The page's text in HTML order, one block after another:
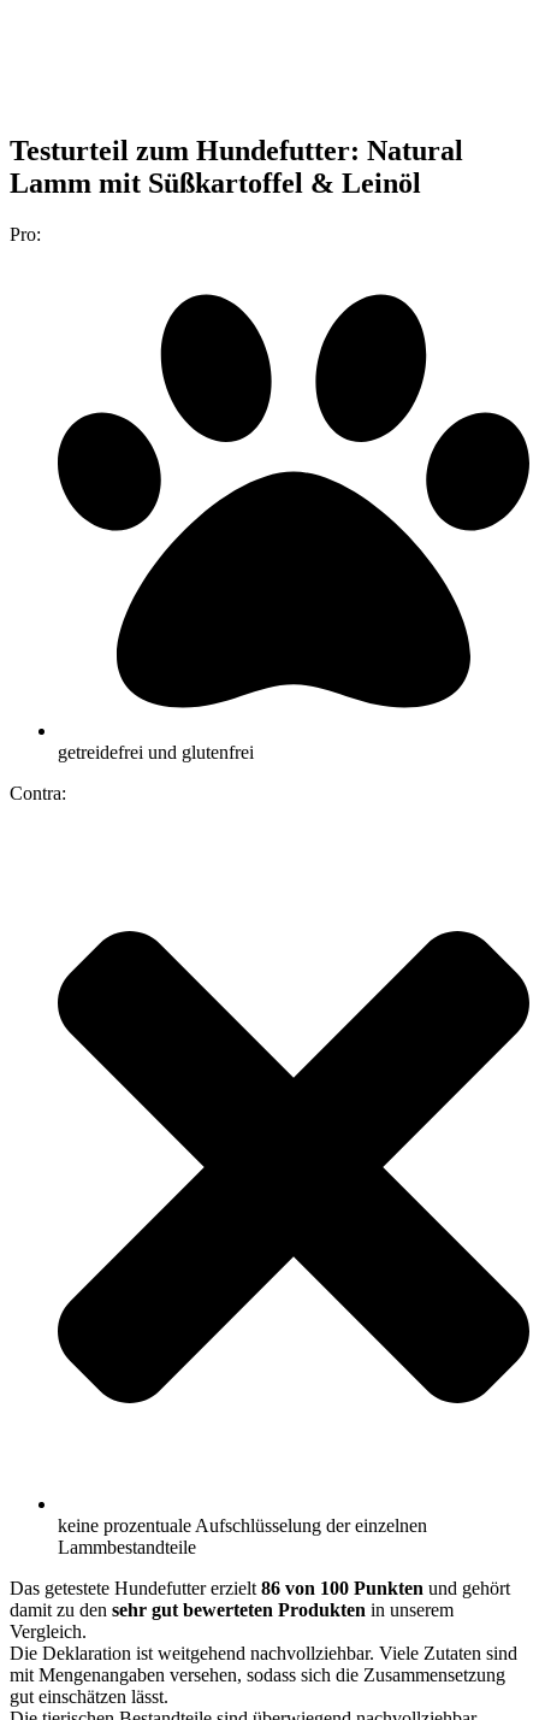
Testurteil zum Hundefutter: Natural
Lamm mit Süßkartoffel & Leinöl
Pro:
getreidefrei und glutenfrei
Contra:
keine prozentuale Aufschlüsselung der einzelnen
Lammbestandteile
Das getestete Hundefutter erzielt 86 von 100 Punkten und gehört
damit zu den sehr gut bewerteten Produkten in unserem
Vergleich.
Die Deklaration ist weitgehend nachvollziehbar. Viele Zutaten sind
mit Mengenangaben versehen, sodass sich die Zusammensetzung
gut einschätzen lässt.